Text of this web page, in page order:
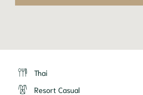
Thai
Resort Casual